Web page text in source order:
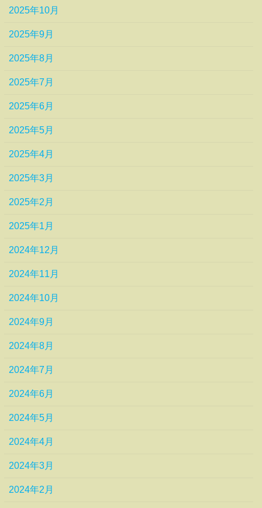
2025年10月
2025年9月
2025年8月
2025年7月
2025年6月
2025年5月
2025年4月
2025年3月
2025年2月
2025年1月
2024年12月
2024年11月
2024年10月
2024年9月
2024年8月
2024年7月
2024年6月
2024年5月
2024年4月
2024年3月
2024年2月